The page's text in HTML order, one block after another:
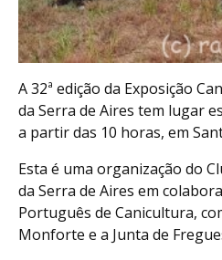
A 32ª edição da Exposição
da Serra de Aires tem lugar
a partir das 10 horas, em
Esta é uma organização do
da Serra de Aires em
Português de Canicultura,
Monforte e a Junta de